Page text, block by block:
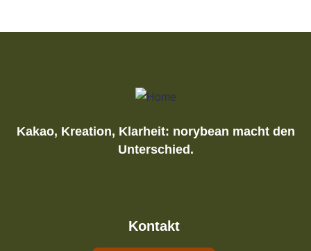
Kakao, Kreation, Klarheit: norybean macht den
Unterschied.
Kontakt